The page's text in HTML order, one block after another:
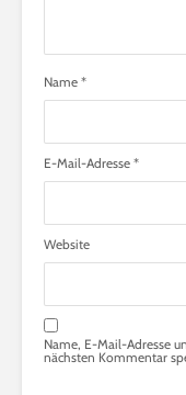
Name *
E-Mail-Adresse *
Website
Name, E-Mail-Adresse
nächsten Kommentar